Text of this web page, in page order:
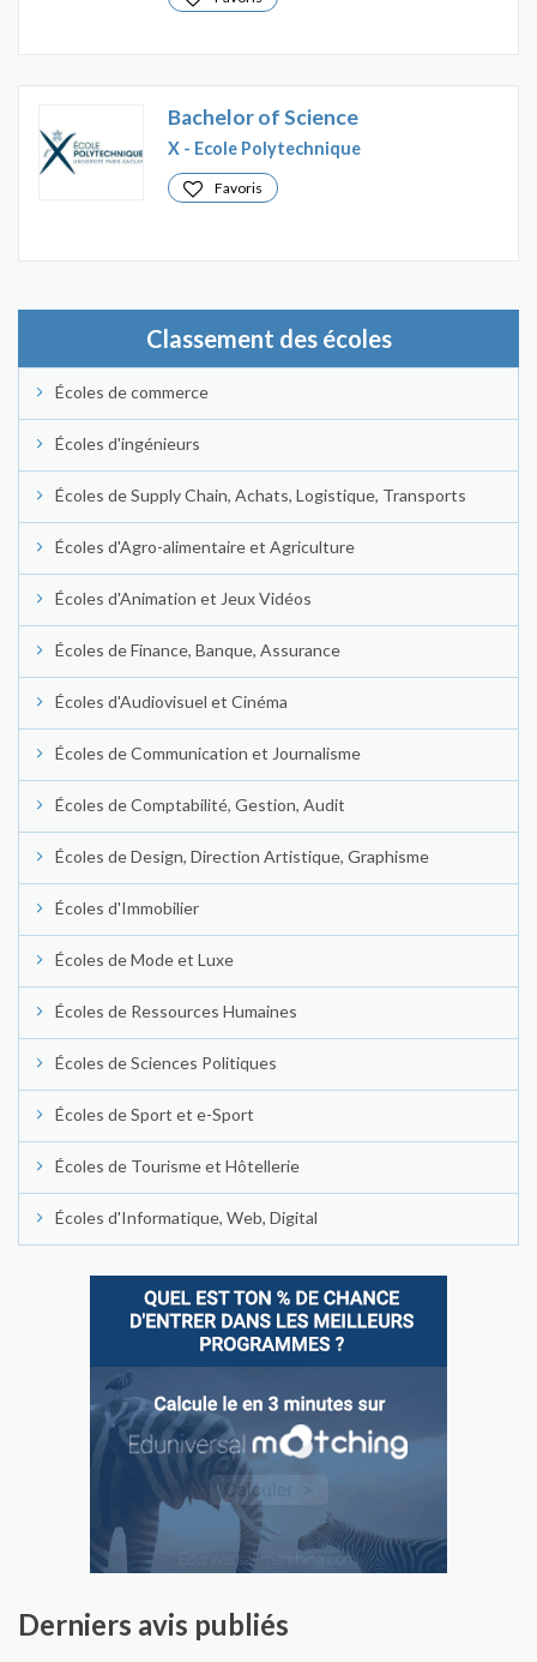
Bachelor of Science
X - Ecole Polytechnique
Favoris
Classement des écoles
Écoles de commerce
Écoles d'ingénieurs
Écoles de Supply Chain, Achats, Logistique, Transports
Écoles d'Agro-alimentaire et Agriculture
Écoles d'Animation et Jeux Vidéos
Écoles de Finance, Banque, Assurance
Écoles d'Audiovisuel et Cinéma
Écoles de Communication et Journalisme
Écoles de Comptabilité, Gestion, Audit
Écoles de Design, Direction Artistique, Graphisme
Écoles d'Immobilier
Écoles de Mode et Luxe
Écoles de Ressources Humaines
Écoles de Sciences Politiques
Écoles de Sport et e-Sport
Écoles de Tourisme et Hôtellerie
Écoles d'Informatique, Web, Digital
Derniers avis publiés